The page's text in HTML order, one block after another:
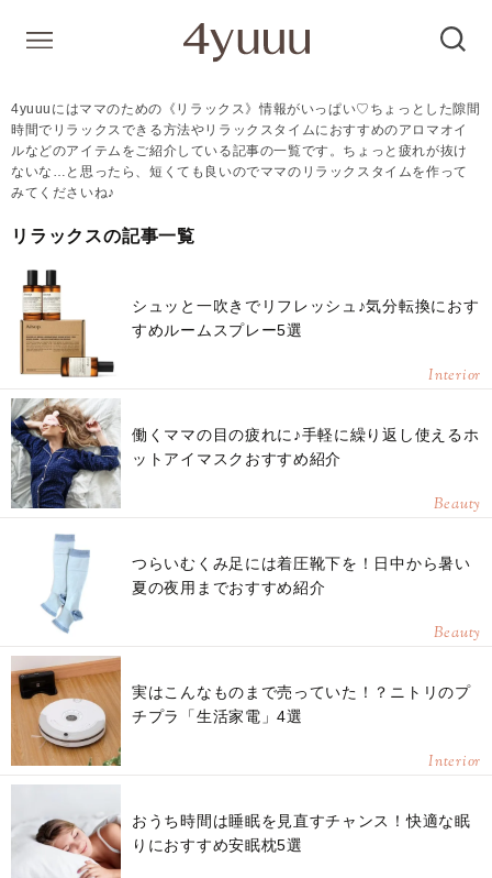
4yuuuにはママのための《リラックス》情報がいっぱい♡ちょっとした隙間
時間でリラックスできる方法やリラックスタイムにおすすめのアロマオイ
ルなどのアイテムをご紹介している記事の一覧です。ちょっと疲れが抜け
ないな…と思ったら、短くても良いのでママのリラックスタイムを作って
みてくださいね♪
リラックスの記事一覧
シュッと一吹きでリフレッシュ♪気分転換におす
すめルームスプレー5選
Interior
働くママの目の疲れに♪手軽に繰り返し使えるホ
ットアイマスクおすすめ紹介
Beauty
つらいむくみ足には着圧靴下を！日中から暑い
夏の夜用までおすすめ紹介
Beauty
実はこんなものまで売っていた！？ニトリのプ
チプラ「生活家電」4選
Interior
おうち時間は睡眠を見直すチャンス！快適な眠
りにおすすめ安眠枕5選